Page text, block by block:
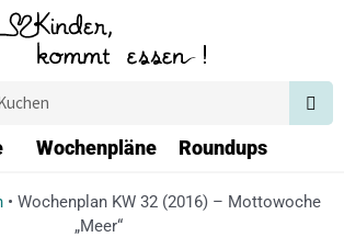
Wochenpläne Roundups
• Wochenplan KW 32 (2016) – Mottowoche
„Meer“